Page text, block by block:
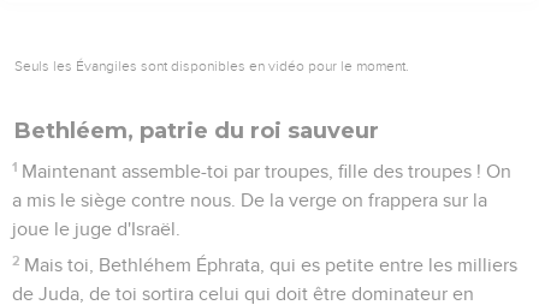
Seuls les Évangiles sont disponibles en vidéo pour le moment.
Bethléem, patrie du roi sauveur
1 Maintenant assemble-toi par troupes, fille des troupes ! On
a mis le siège contre nous. De la verge on frappera sur la
joue le juge d'Israël.
2 Mais toi, Bethléhem Éphrata, qui es petite entre les milliers
de Juda, de toi sortira celui qui doit être dominateur en